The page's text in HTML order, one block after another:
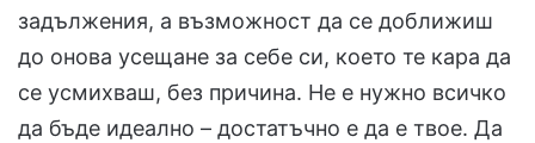
задължения, а възможност да се доближиш
до онова усещане за себе си, което те кара да
се усмихваш, без причина. Не е нужно всичко
да бъде идеално – достатъчно е да е твое. Да